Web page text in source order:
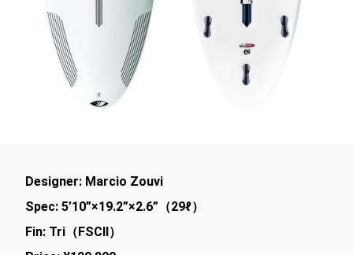
Designer: Marcio Zouvi
Spec: 5’10”×19.2”×2.6”（29ℓ）
Fin: Tri（FSCⅡ）